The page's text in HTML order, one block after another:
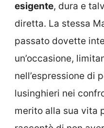
esigente, dura e
diretta. La stessa
passato dovette
un’occasione,
nell’espressione di
lusinghieri nei
merito alla sua vita